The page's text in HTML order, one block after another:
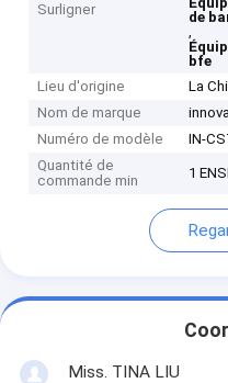
Surligner
de
,
bfe
Lieu d'origine
La
Nom de marque
Numéro de modèle
IN-
Quantité de
commande min
1
Miss. TINA LIU